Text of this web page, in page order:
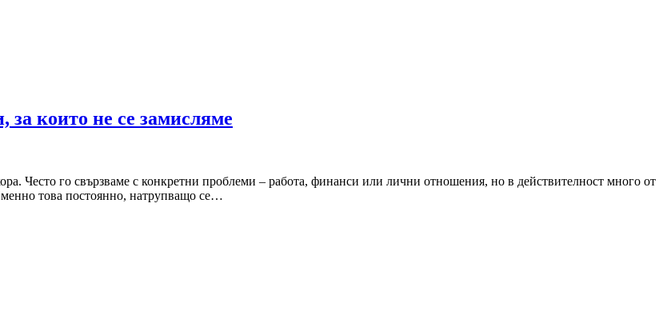
за които не се замисляме
Често го свързваме с конкретни проблеми – работа, финанси или лични отношения, но в действителност много от
това постоянно, натрупващо се…